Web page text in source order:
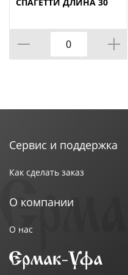
Размер : 34,5х8 см
Размер упаковки :
Цвет : Бежевый
Сервис и поддержка
Как сделать заказ
О компании
О нас